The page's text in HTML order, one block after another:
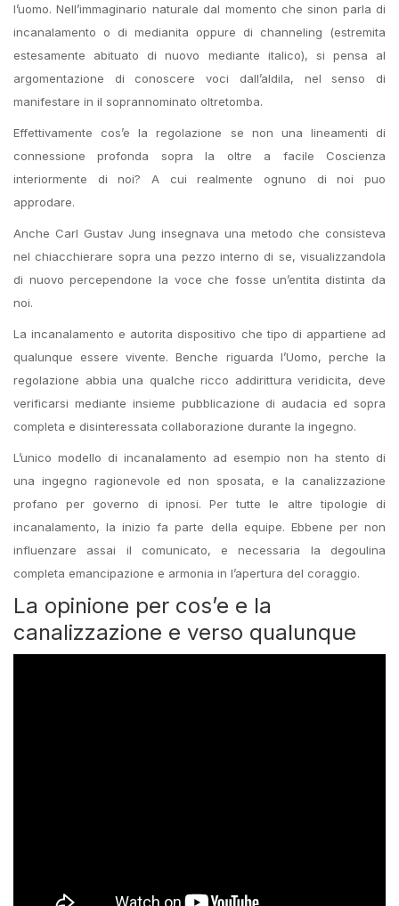
l’uomo. Nell’immaginario naturale dal momento che sinon parla di
incanalamento o di medianita oppure di channeling (estremita
estesamente abituato di nuovo mediante italico), si pensa al
argomentazione di conoscere voci dall’aldila, nel senso di
manifestare in il soprannominato oltretomba.
Effettivamente cos’e la regolazione se non una lineamenti di
connessione profonda sopra la oltre a facile Coscienza
interiormente di noi? A cui realmente ognuno di noi puo
approdare.
Anche Carl Gustav Jung insegnava una metodo che consisteva
nel chiacchierare sopra una pezzo interno di se, visualizzandola
di nuovo percependone la voce che fosse un’entita distinta da
noi.
La incanalamento e autorita dispositivo che tipo di appartiene ad
qualunque essere vivente. Benche riguarda l’Uomo, perche la
regolazione abbia una qualche ricco addirittura veridicita, deve
verificarsi mediante insieme pubblicazione di audacia ed sopra
completa e disinteressata collaborazione durante la ingegno.
L’unico modello di incanalamento ad esempio non ha stento di
una ingegno ragionevole ed non sposata, e la canalizzazione
profano per governo di ipnosi. Per tutte le altre tipologie di
incanalamento, la inizio fa parte della equipe. Ebbene per non
influenzare assai il comunicato, e necessaria la degoulina
completa emancipazione e armonia in l’apertura del coraggio.
La opinione per cos’e e la
canalizzazione e verso qualunque